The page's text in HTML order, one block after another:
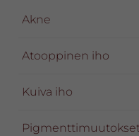
Akne
Atooppinen iho
Kuiva iho